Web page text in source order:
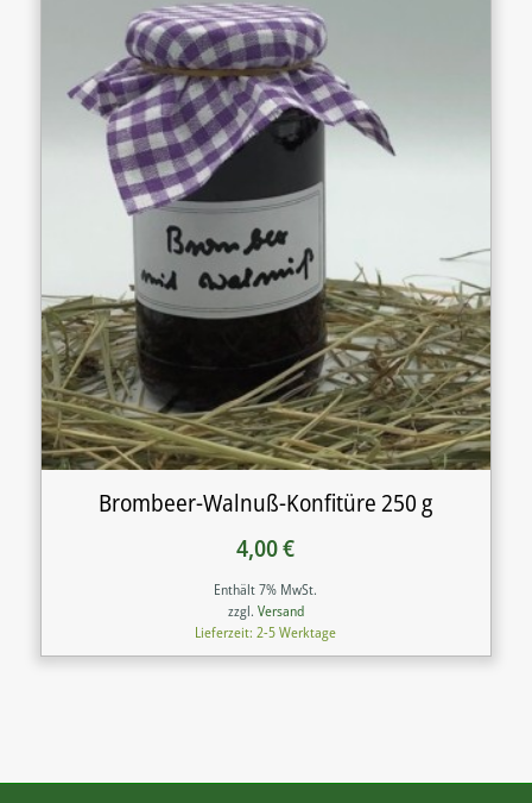
Brombeer-Walnuß-Konfitüre 250 g
4,00€
Enthält 7% MwSt.
zzgl. Versand
Lieferzeit: 2-5 Werktage